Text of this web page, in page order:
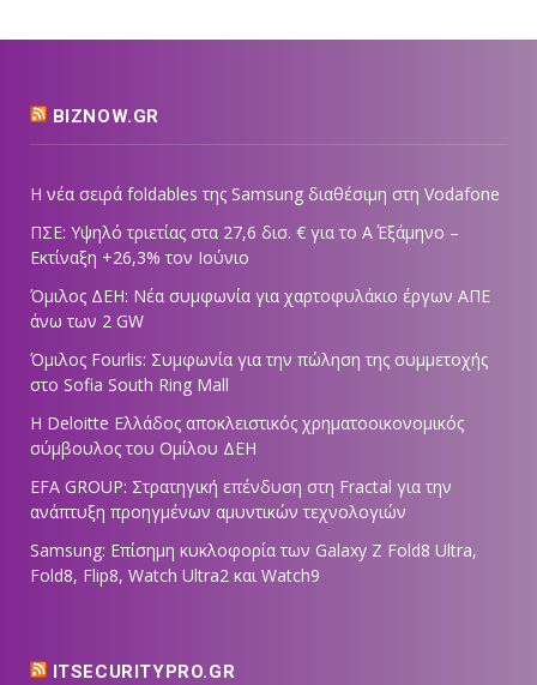
BIZNOW.GR
Η νέα σειρά foldables της Samsung διαθέσιμη στη Vodafone
ΠΣΕ: Υψηλό τριετίας στα 27,6 δισ. € για το Α΄ Εξάμηνο –
Εκτίναξη +26,3% τον Ιούνιο
Όμιλος ΔΕΗ: Νέα συμφωνία για χαρτοφυλάκιο έργων ΑΠΕ
άνω των 2 GW
Όμιλος Fourlis: Συμφωνία για την πώληση της συμμετοχής
στο Sofia South Ring Mall
Η Deloitte Ελλάδος αποκλειστικός χρηματοοικονομικός
σύμβουλος του Ομίλου ΔΕΗ
EFA GROUP: Στρατηγική επένδυση στη Fractal για την
ανάπτυξη προηγμένων αμυντικών τεχνολογιών
Samsung: Επίσημη κυκλοφορία των Galaxy Z Fold8 Ultra,
Fold8, Flip8, Watch Ultra2 και Watch9
ITSECURITYPRO.GR